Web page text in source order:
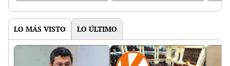
LO MÁS VISTO LO ÚLTIMO